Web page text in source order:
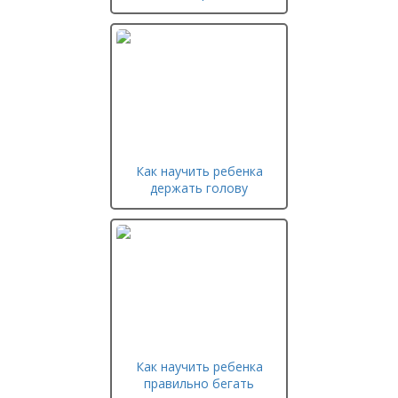
Как научить ребенка
держать голову
Как научить ребенка
правильно бегать